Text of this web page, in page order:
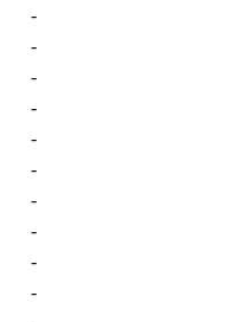
-
-
-
-
-
-
-
-
-
-